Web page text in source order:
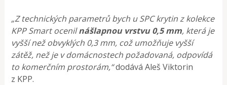
„Z technických parametrů bych u SPC krytin z kolekce
KPP Smart ocenilnášlapnou vrstvu 0,5 mm, která je
vyšší než obvyklých 0,3 mm, což umožňuje vyšší
zátěž, než je v domácnostech požadovaná, odpovídá
to komerčním prostorám,“dodává Aleš Viktorin
z KPP.